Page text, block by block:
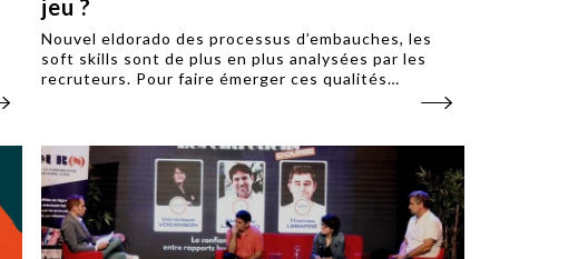
jeu ?
Nouvel eldorado des processus d’embauches, les
soft skills sont de plus en plus analysées par les
recruteurs. Pour faire émerger ces qualités